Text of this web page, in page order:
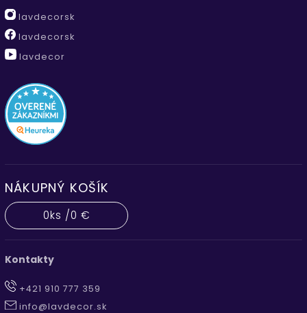
lavdecorsk
lavdecorsk
lavdecor
NÁKUPNÝ KOŠÍK
0ks /0 €
Kontakty
+421 910 777 359
info@lavdecor.sk